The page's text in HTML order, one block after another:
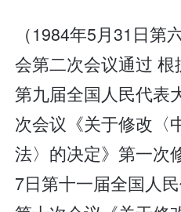
（1984年5月31日第
会第二次会议通过 根
第九届全国人民代表
次会议《关于修改〈
法〉的决定》第一次
7日第十一届全国人